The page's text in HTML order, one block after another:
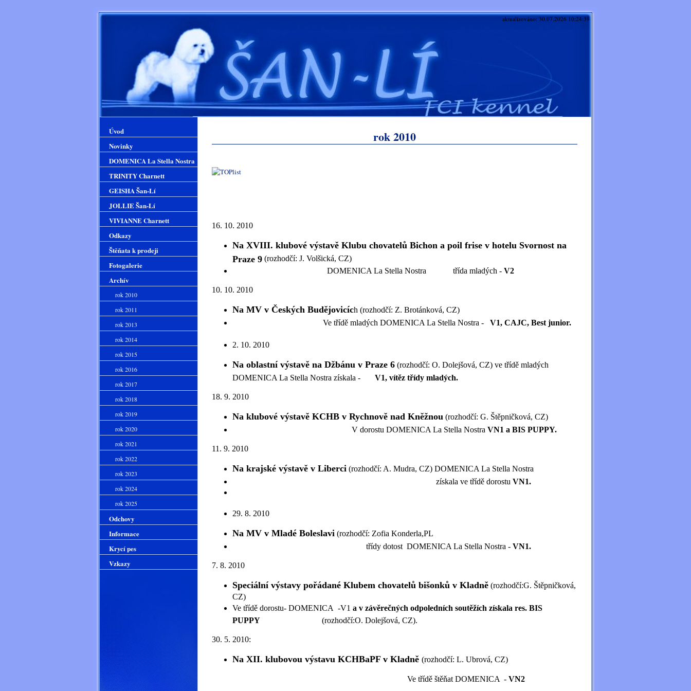
aktualizováno: 30.07.2026 10:24:39
rok 2010
16. 10. 2010
Na XVIII. klubové výstavě Klubu chovatelů Bichon a poil frise v hotelu Svornost na
Praze 9 (rozhodčí: J. Volšická, CZ)
DOMENICA La Stella Nostra třída mladých - V2
10. 10. 2010
Na MV v Českých Budějovicích (rozhodčí: Z. Brotánková, CZ)
Ve třídě mladých DOMENICA La Stella Nostra - V1, CAJC, Best junior.
2. 10. 2010
Na oblastní výstavě na Džbánu v Praze 6 (rozhodčí: O. Dolejšová, CZ) ve třídě mladých
DOMENICA La Stella Nostra získala - V1, vítěz třídy mladých.
18. 9. 2010
Na klubové výstavě KCHB v Rychnově nad Kněžnou (rozhodčí: G. Štěpničková, CZ)
V dorostu DOMENICA La Stella Nostra VN1 a BIS PUPPY.
11. 9. 2010
Na krajské výstavě v Liberci (rozhodčí: A. Mudra, CZ) DOMENICA La Stella Nostra
získala ve třídě dorostu VN1.
29. 8. 2010
Na MV v Mladé Boleslavi (rozhodčí: Zofia Konderla,PL
třídy dotost DOMENICA La Stella Nostra - VN1.
7. 8. 2010
Speciální výstavy pořádané Klubem chovatelů bišonků v Kladně (rozhodčí:G. Štěpničková,
CZ)
Ve třídě dorostu- DOMENICA -V1 a v závěrečných odpoledních soutěžích získala res. BIS
PUPPY (rozhodčí:O. Dolejšová, CZ).
30. 5. 2010:
Na XII. klubovou výstavu KCHBaPF v Kladně (rozhodčí: L. Ubrová, CZ)
Ve třídě štěňat DOMENICA - VN2
Úvod
Novinky
DOMENICA La Stella Nostra
TRINITY Charnett
GEISHA Šan-Lí
JOLLIE Šan-Lí
VIVIANNE Charnett
Odkazy
Štěňata k prodeji
Fotogalerie
Archív
rok 2010
rok 2011
rok 2013
rok 2014
rok 2015
rok 2016
rok 2017
rok 2018
rok 2019
rok 2020
rok 2021
rok 2022
rok 2023
rok 2024
rok 2025
Odchovy
Informace
Krycí pes
Vzkazy